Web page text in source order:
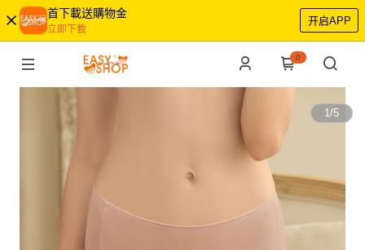
首下載送購物金
立即下載
开启APP
0
1/5